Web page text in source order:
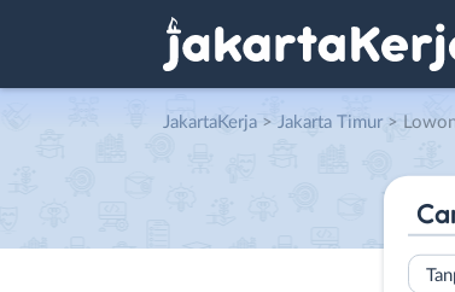
JakartaKerja > Jakarta Timur > Lowongan